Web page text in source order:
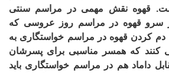
قهوه نقش مهمی در مراسم سنتی
از سرو قهوه در مراسم روز عروسی که
دم کردن قهوه در مراسم خواستگاری به
کنند که همسر مناسبی برای پسرشان
داماد هم در مراسم خواستگاری باید